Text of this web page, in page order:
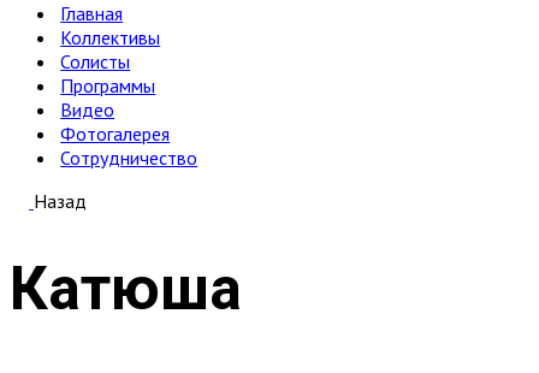
Главная
Коллективы
Солисты
Программы
Видео
Фотогалерея
Сотрудничество
Назад
Катюша